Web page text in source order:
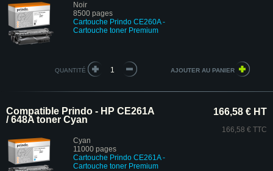
Noir
8500 pages
Cartouche Prindo CE260A -
Cartouche toner Premium
QUANTITÉ
Compatible Prindo - HP CE261A
/ 648A toner Cyan
Cyan
11000 pages
Cartouche Prindo CE261A-
Cartouche toner Premium
166,58 € HT
166,58 € TTC